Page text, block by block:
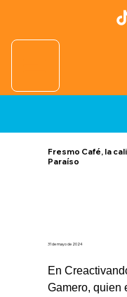
Fresmo Café, la
Paraíso
31 de mayo de 2024
En
Gamero, quien